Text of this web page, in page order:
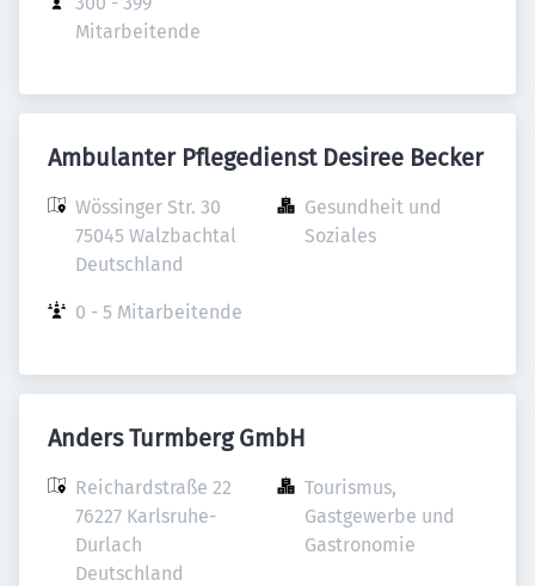
Mitarbeitende
Ambulanter Pflegedienst Desiree Becker
Wössinger Str. 30
75045 Walzbachtal
Deutschland
Gesundheit und
Soziales
0 - 5 Mitarbeitende
Anders Turmberg GmbH
Reichardstraße 22
76227 Karlsruhe-
Durlach
Deutschland
Tourismus,
Gastgewerbe und
Gastronomie